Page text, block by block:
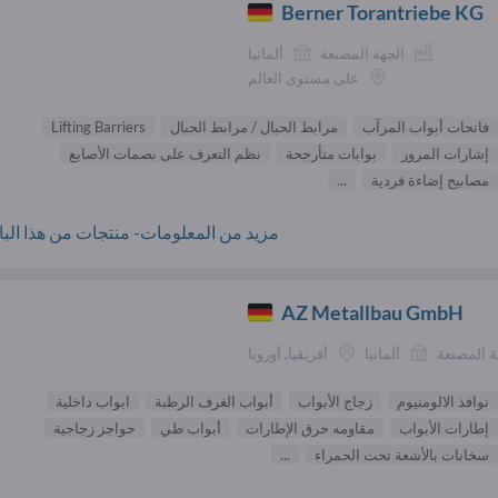
Berner Torantriebe KG
الجهة المصنعة
ألمانيا
على مستوى العالم
فاتحات أبواب المرآب مرابط الحبال / مرابط الحبال
Lifting Barriers
إشارات المرور
بوابات متأرجحة
نظم التعرف على بصمات الأصابع
مصابيح إضاءة فردية
...
مزيد من المعلومات- منتجات من هذا
AZ Metallbau GmbH
المصنعة ألمانيا أفريقيا, أوروبا
نوافذ الالومنيوم زجاج الأبواب أبواب الغرف الرطبة
ابواب داخلية
إطارات الأبواب
مقاومه حرق الإطارات أبواب طي
حواجز زجاجية
سخانات بالأشعة تحت الحمراء
...